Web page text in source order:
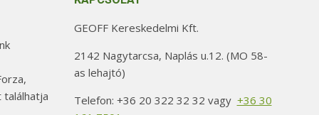
találhatja
GEOFF Kereskedelmi Kft.
2142 Nagytarcsa, Naplás u.12. (MO 58-
as lehajtó)
Telefon: +36 20 322 32 32 vagy +36 30